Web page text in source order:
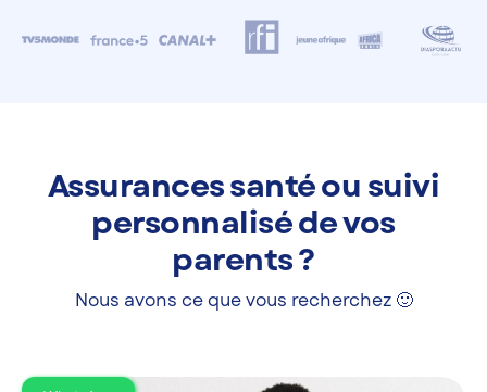
Assurances santé ou suivi
personnalisé de vos
parents ?
Nous avons ce que vous recherchez 🙂